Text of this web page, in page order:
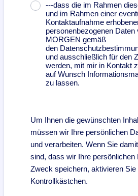
---dass die im Rahmen
und im Rahmen einer
Kontaktaufnahme
personenbezogenen
MORGEN gemäß
den
und ausschließlich für den
werden, mit mir in Kontakt
auf Wunsch
zu lassen.
Um Ihnen die gewünschten
müssen wir Ihre persönlichen
und verarbeiten. Wenn Sie
sind, dass wir Ihre persönlichen
Zweck speichern, aktivieren Sie
Kontrollkästchen.